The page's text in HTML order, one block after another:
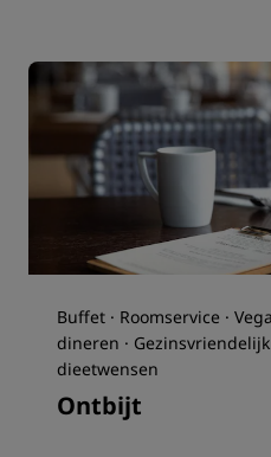
Buffet · Roomservice ·
dineren ·
dieetwensen
Ontbijt